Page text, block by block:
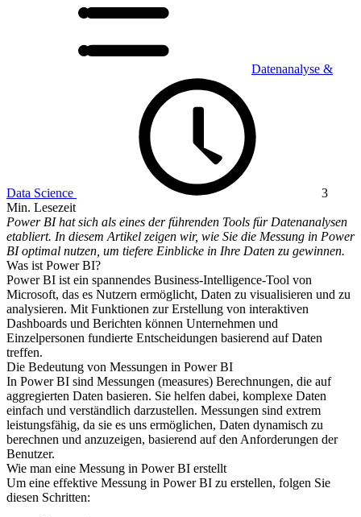
Datenanalyse &
Data Science
3
Min. Lesezeit
Power BI hat sich als eines der führenden Tools für Datenanalysen
etabliert. In diesem Artikel zeigen wir, wie Sie die Messung in Power
BI optimal nutzen, um tiefere Einblicke in Ihre Daten zu gewinnen.
Was ist Power BI?
Power BI ist ein spannendes Business-Intelligence-Tool von
Microsoft, das es Nutzern ermöglicht, Daten zu visualisieren und zu
analysieren. Mit Funktionen zur Erstellung von interaktiven
Dashboards und Berichten können Unternehmen und
Einzelpersonen fundierte Entscheidungen basierend auf Daten
treffen.
Die Bedeutung von Messungen in Power BI
In Power BI sind Messungen (measures) Berechnungen, die auf
aggregierten Daten basieren. Sie helfen dabei, komplexe Daten
einfach und verständlich darzustellen. Messungen sind extrem
leistungsfähig, da sie es uns ermöglichen, Daten dynamisch zu
berechnen und anzuzeigen, basierend auf den Anforderungen der
Benutzer.
Wie man eine Messung in Power BI erstellt
Um eine effektive Messung in Power BI zu erstellen, folgen Sie
diesen Schritten: